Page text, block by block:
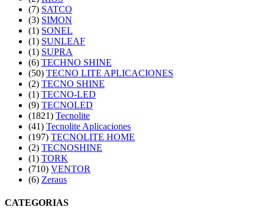
(7) SATCO
(3) SIMON
(1) SONEL
(1) SUNLEAF
(1) SUPRA
(6) TECHNO SHINE
(50) TECNO LITE APLICACIONES
(2) TECNO SHINE
(1) TECNO-LED
(9) TECNOLED
(1821) Tecnolite
(41) Tecnolite Aplicaciones
(197) TECNOLITE HOME
(2) TECNOSHINE
(1) TORK
(710) VENTOR
(6) Zeraus
CATEGORIAS